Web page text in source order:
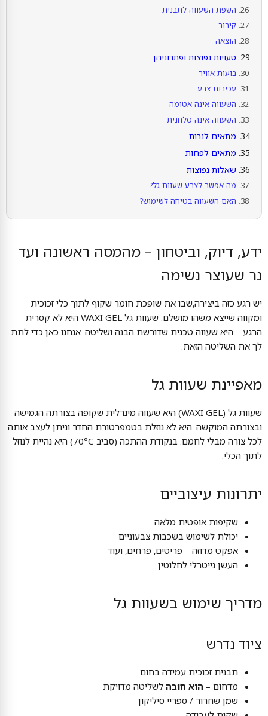
השפת השעווה לתבנית
קירור
הוצאה
טעויות נפוצות ופתרוניהן
בועות אוויר
עכירות צבע
השעווה אינה אטומה
השעווה אינה סלחנית
מתאים לנרות
מתאים לפחות
שאלות נפוצות
מה אפשר לצבע שעוות גל?
האם השעווה בטיחה לשימוש?
ידע, דיוק, וביטחון – מהמסה ראשונה ועד
נר שעוצר נשימה
יש רגע כזה ביצירה,שבו את שופכת חומר שקוף לתוך כלי זכוכית
ומקווה שייצא משהו מושלם. שעוות גל WAXI GEL היא לא קסרית
הרגע – היא שעווה טכנית שדורשת הבנה ושליטה. אנחנו כאן כדי לתת
לך את השליטה הזאת.
מאפיינת שעוות גל
שעוות גל (WAXI GEL) היא שעווה מינרלית שקופה בצורתה הגמישה
ובצורתה המוקשה. היא לא נוזלת בטמפרטורת החדר וניתן לעצב אותה
לכל צורה מבלי לחמם. בנקודת ההתכה (סביב 70°C) היא נהיית לנוזל
לתוך הכלי.
יתרונות עיצוביים
שקיפות אופטית מלאה
יכולת לשימוש בשכבות צבעוניים
אפקט מדוזה – פריטים, פרחים, ועוד
העשן נייטרלי לחלוטין
מדריך שימוש בשעוות גל
ציוד נדרש
תבנית זכוכית עמידה בחום
מדחום – הוא חובה לשליטה מדויקת
שמן שחרור / ספריי סיליקון